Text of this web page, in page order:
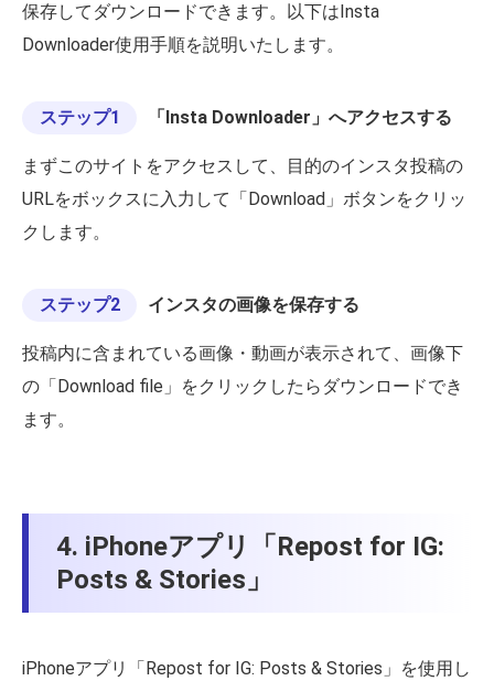
保存してダウンロードできます。以下はInsta
Downloader使用手順を説明いたします。
ステップ1 「Insta Downloader」へアクセスする
まずこのサイトをアクセスして、目的のインスタ投稿の
URLをボックスに入力して「Download」ボタンをクリッ
クします。
ステップ2 インスタの画像を保存する
投稿内に含まれている画像・動画が表示されて、画像下
の「Download file」をクリックしたらダウンロードでき
ます。
4. iPhoneアプリ「Repost for IG:
Posts & Stories」
iPhoneアプリ「Repost for IG: Posts & Stories」を使用し